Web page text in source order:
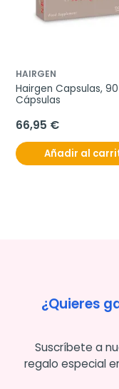
HAIRGEN
Hairgen Capsulas, 90
Cápsulas
66,95 €
Añadir al
¿Quieres
Suscríbete a
regalo especial